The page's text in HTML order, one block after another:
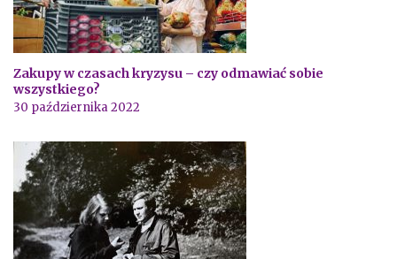
Zakupy w czasach kryzysu – czy odmawiać sobie
wszystkiego?
30 października 2022